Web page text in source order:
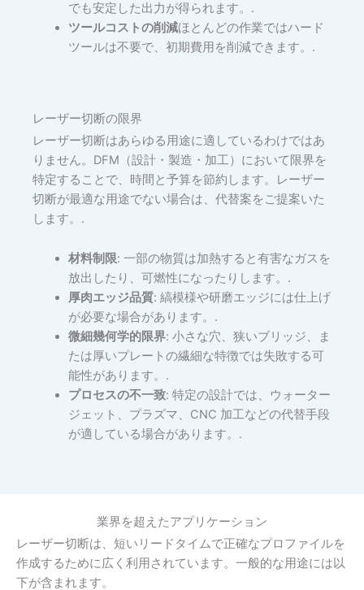
でも安定した出力が得られます。.
ツールコストの削減ほとんどの作業ではハード
ツールは不要で、初期費用を削減できます。.
レーザー切断の限界
レーザー切断はあらゆる用途に適しているわけではあ
りません。DFM（設計・製造・加工）において限界を
特定することで、時間と予算を節約します。レーザー
切断が最適な用途でない場合は、代替案をご提案いた
します。.
材料制限: 一部の物質は加熱すると有害なガスを
放出したり、可燃性になったりします。.
厚肉エッジ品質: 縞模様や研磨エッジには仕上げ
が必要な場合があります。.
微細幾何学的限界: 小さな穴、狭いブリッジ、ま
たは厚いプレートの繊細な特徴では失敗する可
能性があります。.
プロセスの不一致: 特定の設計では、ウォーター
ジェット、プラズマ、CNC 加工などの代替手段
が適している場合があります。.
業界を超えたアプリケーション
レーザー切断は、短いリードタイムで正確なプロファイルを
作成するために広く利用されています。一般的な用途には以
下が含まれます。